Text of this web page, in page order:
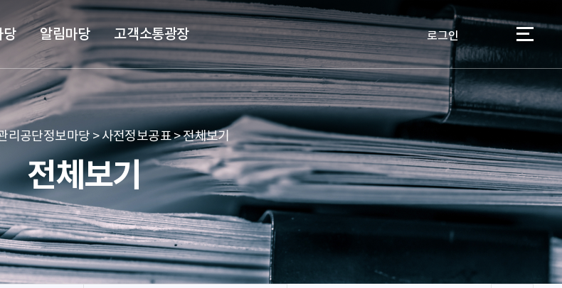
본문 바로가기
메뉴 바로가기
당 알림마당 고객소통광장 로그인 이용자
리공단정보마당 > 사전정보공표 > 전체보기
전체보기